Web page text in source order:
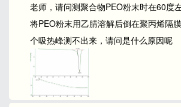
老师，请问测聚合物PEO粉末时在60度
将PEO粉末用乙腈溶解后倒在聚丙烯隔
个吸热峰测不出来，请问是什么原因呢